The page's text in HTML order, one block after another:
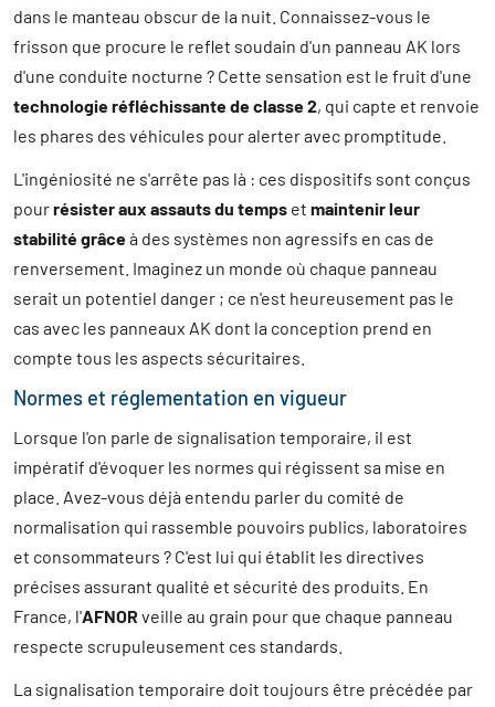
dans le manteau obscur de la nuit. Connaissez-vous le
frisson que procure le reflet soudain d'un panneau AK lors
d'une conduite nocturne ? Cette sensation est le fruit d'une
technologie réfléchissante de classe 2, qui capte et renvoie
les phares des véhicules pour alerter avec promptitude.
L'ingéniosité ne s'arrête pas là : ces dispositifs sont conçus
pourrésister aux assauts du temps et maintenir leur
stabilité grâceà des systèmes non agressifs en cas de
renversement. Imaginez un monde où chaque panneau
serait un potentiel danger ; ce n'est heureusement pas le
cas avec les panneaux AK dont la conception prend en
compte tous les aspects sécuritaires.
Normes et réglementation en vigueur
Lorsque l'on parle de signalisation temporaire, il est
impératif d'évoquer les normes qui régissent sa mise en
place. Avez-vous déjà entendu parler du comité de
normalisation qui rassemble pouvoirs publics, laboratoires
et consommateurs ? C'est lui qui établit les directives
précises assurant qualité et sécurité des produits. En
France, l'AFNORveille au grain pour que chaque panneau
respecte scrupuleusement ces standards.
La signalisation temporaire doit toujours être précédée par